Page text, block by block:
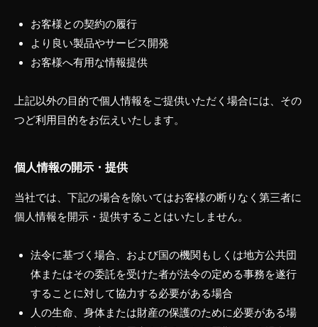
お客様との契約の履行
より良い製品やサービス開発
お客様へ有用な情報提供
上記以外の目的で個人情報をご提供いただく場合には、その
つど利用目的をお伝えいたします。
個人情報の開示・提供
当社では、下記の場合を除いてはお客様の断りなく第三者に
個人情報を開示・提供することはいたしません。
法令に基づく場合、および国の機関もしくは地方公共団
体またはその委託を受けた者が法令の定める事務を遂行
することに対して協力する必要がある場合
人の生命、身体または財産の保護のために必要がある場